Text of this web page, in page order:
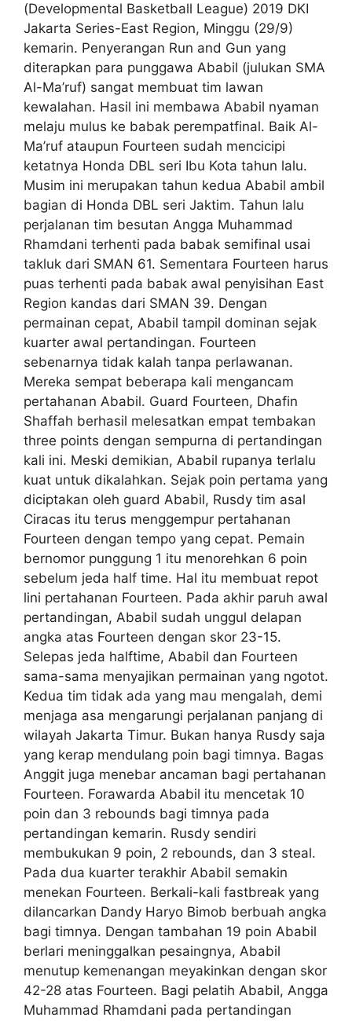
(Developmental Basketball League) 2019 DKI
Jakarta Series-East Region, Minggu (29/9)
kemarin. Penyerangan Run and Gun yang
diterapkan para punggawa Ababil (julukan SMA
Al-Ma’ruf) sangat membuat tim lawan
kewalahan. Hasil ini membawa Ababil nyaman
melaju mulus ke babak perempatfinal. Baik Al-
Ma’ruf ataupun Fourteen sudah mencicipi
ketatnya Honda DBL seri Ibu Kota tahun lalu.
Musim ini merupakan tahun kedua Ababil ambil
bagian di Honda DBL seri Jaktim. Tahun lalu
perjalanan tim besutan Angga Muhammad
Rhamdani terhenti pada babak semifinal usai
takluk dari SMAN 61. Sementara Fourteen harus
puas terhenti pada babak awal penyisihan East
Region kandas dari SMAN 39. Dengan
permainan cepat, Ababil tampil dominan sejak
kuarter awal pertandingan. Fourteen
sebenarnya tidak kalah tanpa perlawanan.
Mereka sempat beberapa kali mengancam
pertahanan Ababil. Guard Fourteen, Dhafin
Shaffah berhasil melesatkan empat tembakan
three points dengan sempurna di pertandingan
kali ini. Meski demikian, Ababil rupanya terlalu
kuat untuk dikalahkan. Sejak poin pertama yang
diciptakan oleh guard Ababil, Rusdy tim asal
Ciracas itu terus menggempur pertahanan
Fourteen dengan tempo yang cepat. Pemain
bernomor punggung 1 itu menorehkan 6 poin
sebelum jeda half time. Hal itu membuat repot
lini pertahanan Fourteen. Pada akhir paruh awal
pertandingan, Ababil sudah unggul delapan
angka atas Fourteen dengan skor 23-15.
Selepas jeda halftime, Ababil dan Fourteen
sama-sama menyajikan permainan yang ngotot.
Kedua tim tidak ada yang mau mengalah, demi
menjaga asa mengarungi perjalanan panjang di
wilayah Jakarta Timur. Bukan hanya Rusdy saja
yang kerap mendulang poin bagi timnya. Bagas
Anggit juga menebar ancaman bagi pertahanan
Fourteen. Forawarda Ababil itu mencetak 10
poin dan 3 rebounds bagi timnya pada
pertandingan kemarin. Rusdy sendiri
membukukan 9 poin, 2 rebounds, dan 3 steal.
Pada dua kuarter terakhir Ababil semakin
menekan Fourteen. Berkali-kali fastbreak yang
dilancarkan Dandy Haryo Bimob berbuah angka
bagi timnya. Dengan tambahan 19 poin Ababil
berlari meninggalkan pesaingnya, Ababil
menutup kemenangan meyakinkan dengan skor
42-28 atas Fourteen. Bagi pelatih Ababil, Angga
Muhammad Rhamdani pada pertandingan